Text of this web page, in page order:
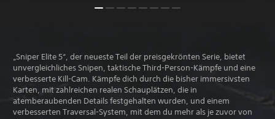
„Sniper Elite 5“, der neueste Teil der preisgekrönten Serie, bietet
unvergleichliches Snipen, taktische Third-Person-Kämpfe und eine
verbesserte Kill-Cam. Kämpfe dich durch die bisher immersivsten
Karten, mit zahlreichen realen Schauplätzen, die in
atemberaubenden Details festgehalten wurden, und einem
verbesserten Traversal-System, mit dem du mehr als je zuvor von